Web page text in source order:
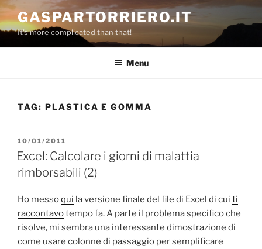
Salta
al
contenuto
GASPARTORRIERO.IT
It's more complicated than that!
Menu
TAG: PLASTICA E GOMMA
PUBBLICATO
IL
10/01/2011
Excel: Calcolare i giorni di malattia
rimborsabili (2)
Ho messoqui la versione finale del file di Excel di cui ti
raccontavotempo fa. A parte il problema specifico che
risolve, mi sembra una interessante dimostrazione di
come usare colonne di passaggio per semplificare